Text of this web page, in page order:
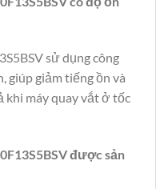
sử dụng công
giúp giảm tiếng ồn và
khi máy quay vắt ở tốc
được sản